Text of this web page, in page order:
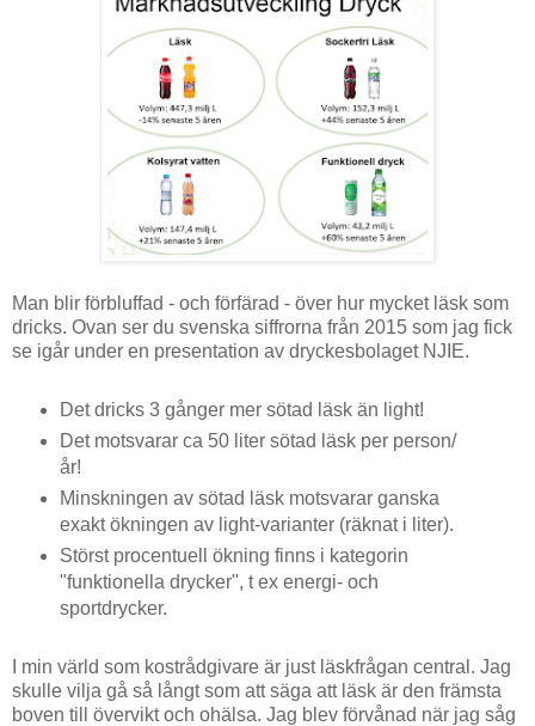
Man blir förbluffad - och förfärad - över hur mycket läsk som
dricks. Ovan ser du svenska siffrorna från 2015 som jag fick
se igår under en presentation av dryckesbolaget NJIE.
Det dricks 3 gånger mer sötad läsk än light!
Det motsvarar ca 50 liter sötad läsk per person/
år!
Minskningen av sötad läsk motsvarar ganska
exakt ökningen av light-varianter (räknat i liter).
Störst procentuell ökning finns i kategorin
"funktionella drycker", t ex energi- och
sportdrycker.
I min värld som kostrådgivare är just läskfrågan central. Jag
skulle vilja gå så långt som att säga att läsk är den främsta
boven till övervikt och ohälsa. Jag blev förvånad när jag såg